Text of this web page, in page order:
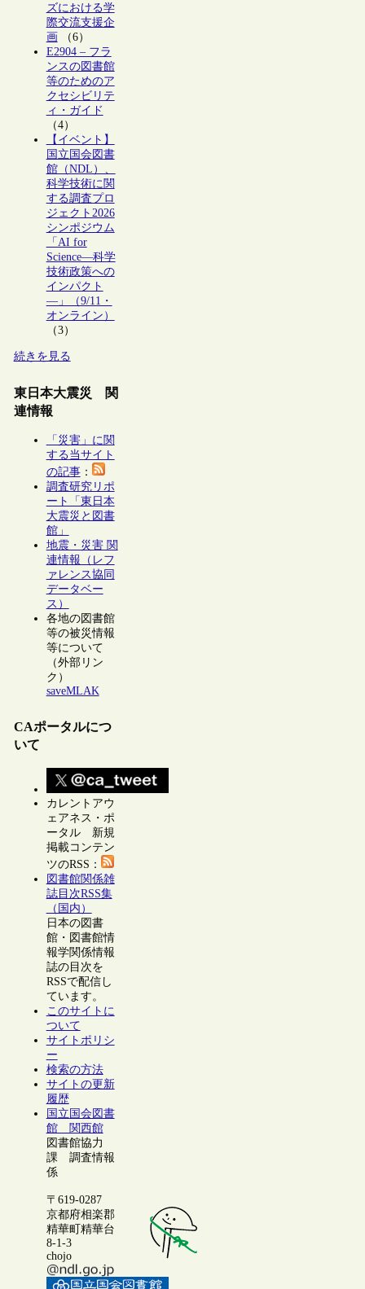
ズにおける学
際交流支援企
画（6）
E2904 – フラ
ンスの図書館
等のためのア
クセシビリテ
ィ・ガイド
（4）
【イベント】
国立国会図書
館（NDL）、
科学技術に関
する調査プロ
ジェクト2026
シンポジウム
「AI for
Science―科学
技術政策への
インパクト
―」（9/11・
オンライン）
（3）
続きを見る
東日本大震災 関
連情報
「災害」に関
する当サイト
の記事：
調査研究リポ
ート「東日本
大震災と図書
館」
地震・災害 関
連情報（レフ
ァレンス協同
データベー
ス）
各地の図書館
等の被災情報
等について
（外部リン
ク）
saveMLAK
CAポータルにつ
いて
カレントアウ
ェアネス・ポ
ータル 新規
掲載コンテン
ツのRSS：
図書館関係雑
誌目次RSS集
（国内）
日本の図書
館・図書館情
報学関係情報
誌の目次を
RSSで配信し
ています。
このサイトに
ついて
サイトポリシ
ー
検索の方法
サイトの更新
履歴
国立国会図書
館 関西館
図書館協力
課 調査情報
係
〒619-0287
京都府相楽郡
精華町精華台
8-1-3
chojo